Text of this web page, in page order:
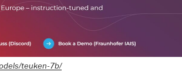
teuken-7b/